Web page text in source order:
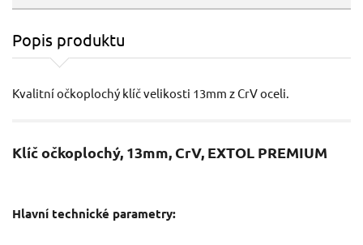
Popis produktu
Kvalitní očkoplochý klíč velikosti 13mm z CrV oceli.
Klíč očkoplochý, 13mm, CrV, EXTOL PREMIUM
Hlavní technické parametry: